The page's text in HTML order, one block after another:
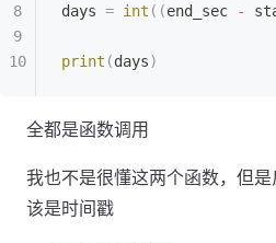
days = int ((end_sec -
print (days)
全都是函数调用
我也不是很懂这两个函数，但
该是时间戳